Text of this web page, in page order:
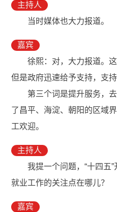
主持人
当时媒体也大力报道。
嘉宾
徐熙：对，大力报道。
但是政府迅速给予支持，支
第三个词是提升服务，去
了昌平、海淀、朝阳的区域
工欢迎。
主持人
我提一个问题，“十四五
就业工作的关注点在哪儿？
嘉宾